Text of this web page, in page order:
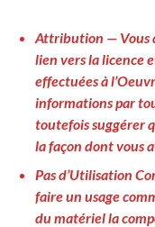
Attribution — Vous
lien vers la licence
effectuées à
informations par
toutefois suggérer
la façon dont vous
Pas d’Utilisation
faire un usage
du matériel la